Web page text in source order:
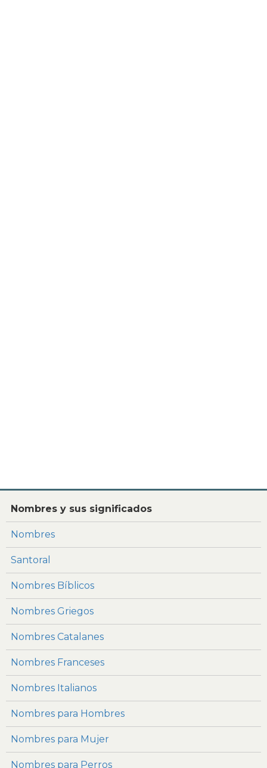
Nombres y sus significados
Nombres
Santoral
Nombres Bíblicos
Nombres Griegos
Nombres Catalanes
Nombres Franceses
Nombres Italianos
Nombres para Hombres
Nombres para Mujer
Nombres para Perros